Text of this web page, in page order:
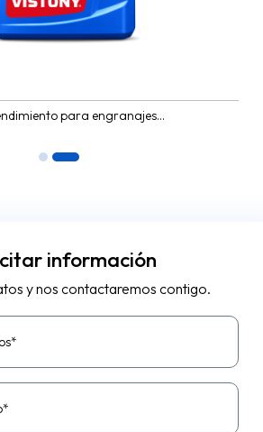
para engranajes
información
y nos contactaremos contigo.